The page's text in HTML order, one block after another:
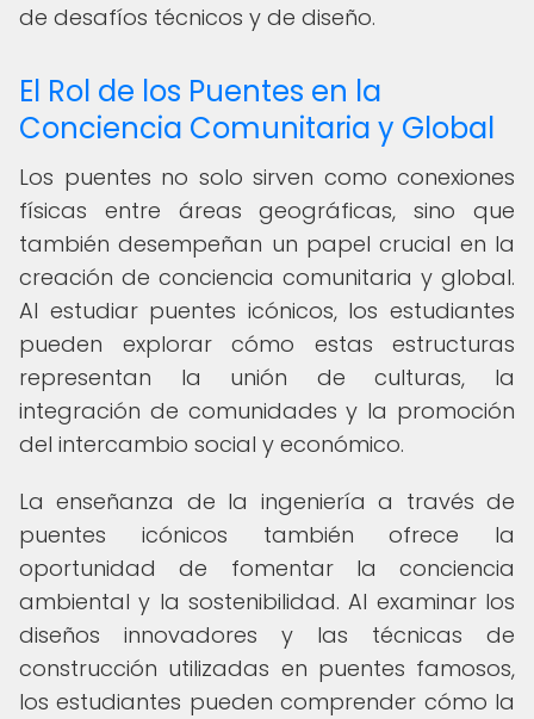
de desafíos técnicos y de diseño.
El Rol de los Puentes en la
Conciencia Comunitaria y Global
Los puentes no solo sirven como conexiones
físicas entre áreas geográficas, sino que
también desempeñan un papel crucial en la
creación de conciencia comunitaria y global.
Al estudiar puentes icónicos, los estudiantes
pueden explorar cómo estas estructuras
representan la unión de culturas, la
integración de comunidades y la promoción
del intercambio social y económico.
La enseñanza de la ingeniería a través de
puentes icónicos también ofrece la
oportunidad de fomentar la conciencia
ambiental y la sostenibilidad. Al examinar los
diseños innovadores y las técnicas de
construcción utilizadas en puentes famosos,
los estudiantes pueden comprender cómo la